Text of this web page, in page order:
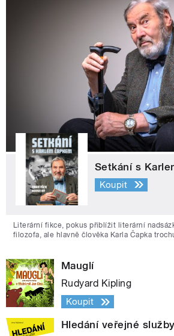
Setkání s
Koupit
Literární fikce, pokus přiblížit literární
filozofa, ale hlavně člověka Karla Čapka
Mauglí
Rudyard Kipling
Koupit
Hledání veřejné služby